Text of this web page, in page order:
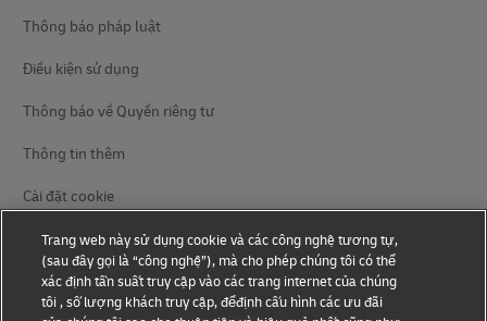
Thông báo pháp luật
Điều kiện sử dụng
Thông báo về Quyền riêng tư
Thông tin thêm
Cài đặt cookie
Theo dõi chúng tôi
Trang web này sử dụng cookie và các công nghệ tương tự,
(sau đây gọi là “công nghệ”), mà cho phép chúng tôi có thể
xác định tần suất truy cập vào các trang internet của chúng
tôi , số lượng khách truy cập, đểđịnh cấu hình các ưu đãi